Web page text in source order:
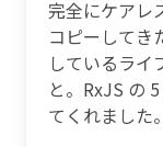
完全にケアレ
コピーしてき
しているライ
と。RxJS の
てくれました。